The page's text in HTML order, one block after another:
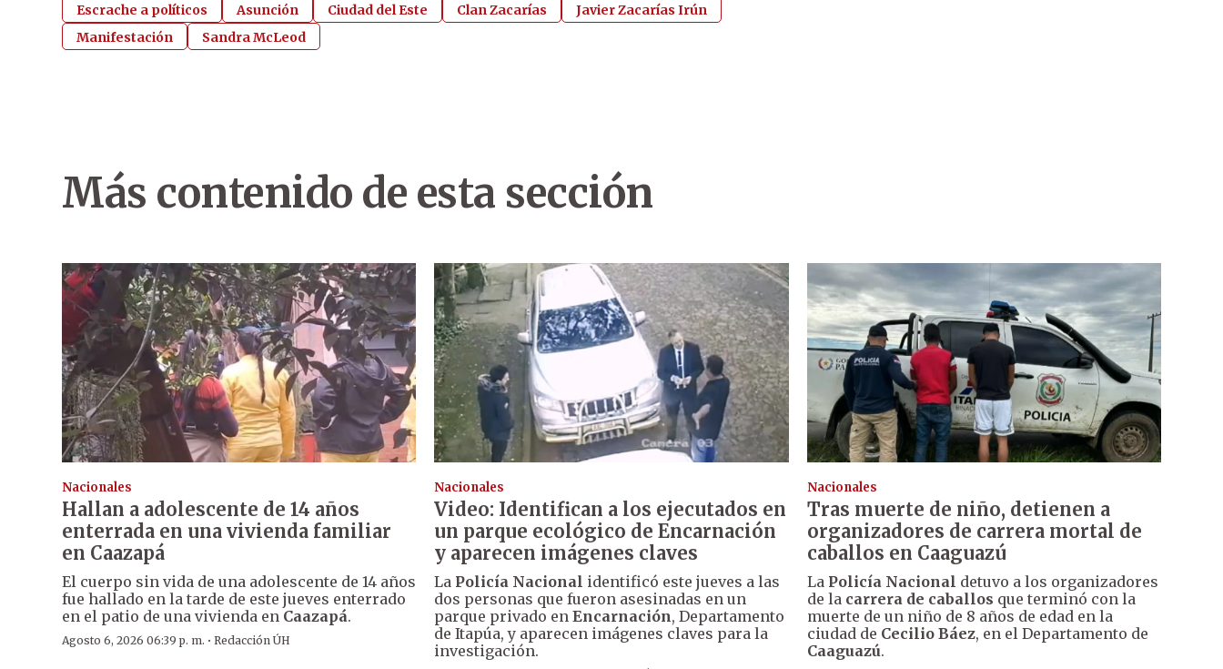
Escrache a políticos Asunción Ciudad del Este Clan Zacarías
Javier Zacarías Irún
Manifestación
Sandra McLeod
Más contenido de esta sección
Nacionales
Hallan a adolescente de 14 años
enterrada en una vivienda familiar
en Caazapá
El cuerpo sin vida de una adolescente de 14 años
fue hallado en la tarde de este jueves enterrado
en el patio de una vivienda en Caazapá.
Agosto 6, 2026 06:39 p. m. · Redacción ÚH
Nacionales
Video: Identifican a los ejecutados en
un parque ecológico de Encarnación
y aparecen imágenes claves
La Policía Nacional identificó este jueves a las
dos personas que fueron asesinadas en un
parque privado enEncarnación, Departamento
de Itapúa, y aparecen imágenes claves para la
investigación.
Nacionales
Tras muerte de niño, detienen a
organizadores de carrera mortal de
caballos en Caaguazú
La Policía Nacional detuvo a los organizadores
de la carrera de caballos que terminó con la
muerte de un niño de 8 años de edad en la
ciudad de Cecilio Báez, en el Departamento de
Caaguazú.